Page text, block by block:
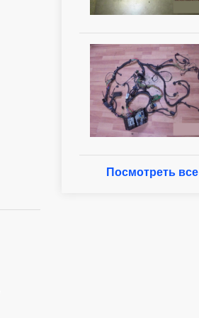
Посмотреть все